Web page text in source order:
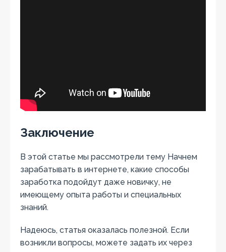
Заключение
В этой статье мы рассмотрели тему Начнем
зарабатывать в интернете, какие способы
заработка подойдут даже новичку, не
имеющему опыта работы и специальных
знаний.
Надеюсь, статья оказалась полезной. Если
возникли вопросы, можете задать их через